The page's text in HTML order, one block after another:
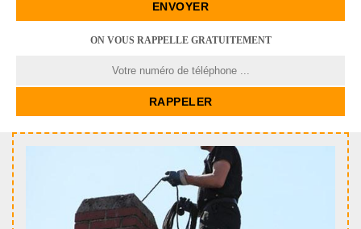
ON VOUS RAPPELLE GRATUITEMENT